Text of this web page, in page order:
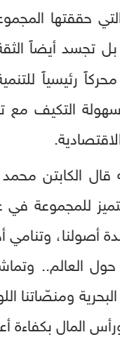
حققتها
أيضاً الثقة
محركاً رئيسياً
التكيف مع
قال الكابتن
أصولنا، وتنامي
البحرية
المال بكفاءة